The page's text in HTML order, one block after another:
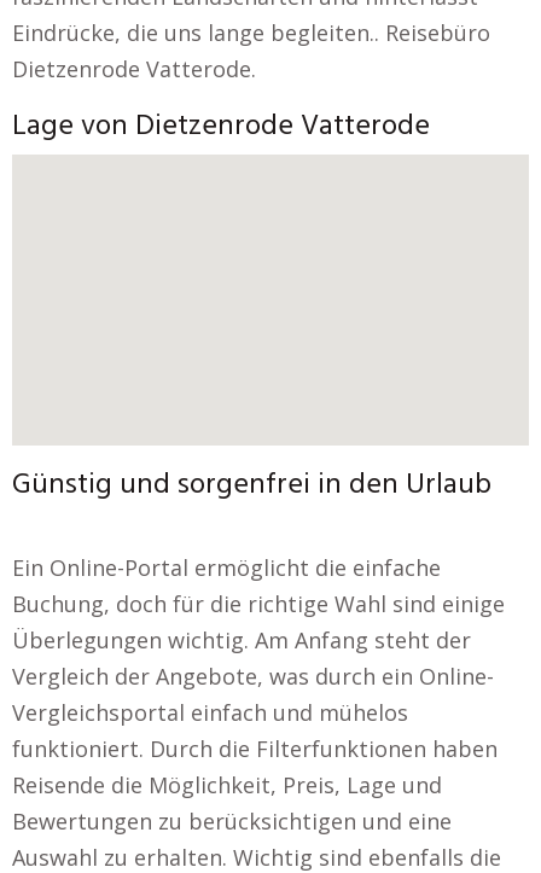
Eindrücke, die uns lange begleiten.. Reisebüro
Dietzenrode Vatterode.
Lage von Dietzenrode Vatterode
Günstig und sorgenfrei in den Urlaub
Ein Online-Portal ermöglicht die einfache
Buchung, doch für die richtige Wahl sind einige
Überlegungen wichtig. Am Anfang steht der
Vergleich der Angebote, was durch ein Online-
Vergleichsportal einfach und mühelos
funktioniert. Durch die Filterfunktionen haben
Reisende die Möglichkeit, Preis, Lage und
Bewertungen zu berücksichtigen und eine
Auswahl zu erhalten. Wichtig sind ebenfalls die